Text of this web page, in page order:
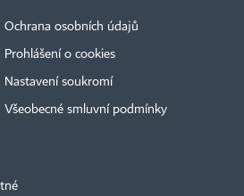
Ochrana osobních údajů
Prohlášení o cookies
Nastavení soukromí
Všeobecné smluvní podmínky